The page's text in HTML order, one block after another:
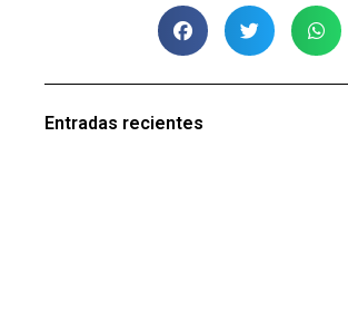
Entradas recientes